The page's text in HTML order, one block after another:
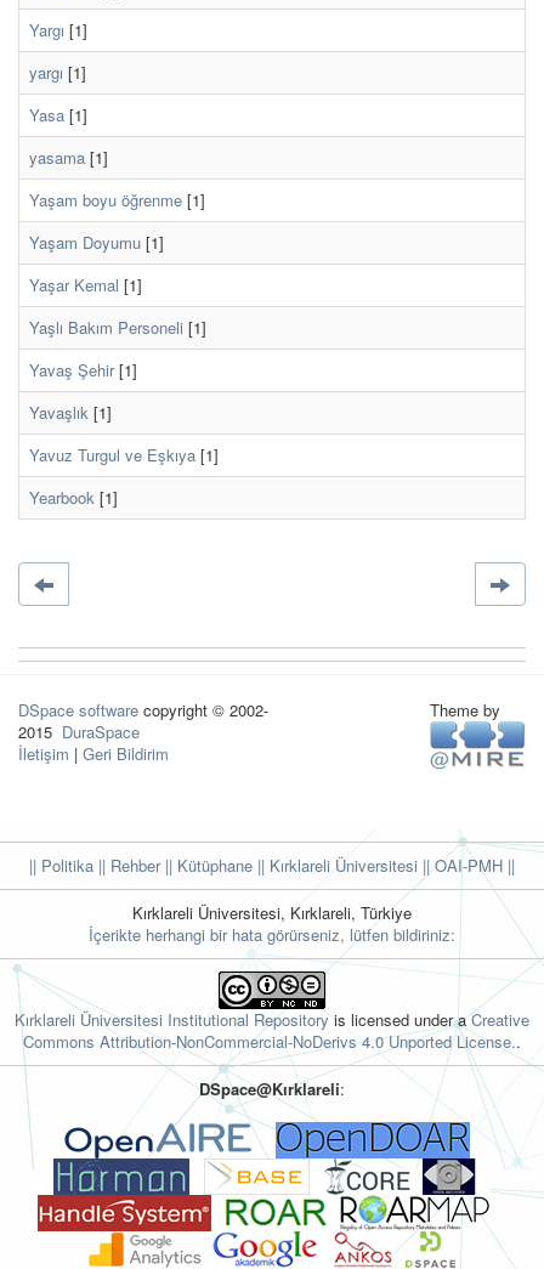
Yargı [1]
yargı [1]
Yasa [1]
yasama [1]
Yaşam boyu öğrenme [1]
Yaşam Doyumu [1]
Yaşar Kemal [1]
Yaşlı Bakım Personeli [1]
Yavaş Şehir[1]
Yavaşlık [1]
Yavuz Turgul ve Eşkıya [1]
Yearbook [1]
DSpace software copyright © 2002-
2015 DuraSpace
İletişim | Geri Bildirim
Theme by
|| Politika || Rehber|| Kütüphane || Kırklareli Üniversitesi ||OAI-PMH ||
Kırklareli Üniversitesi, Kırklareli, Türkiye
İçerikte herhangi bir hata görürseniz, lütfen bildiriniz:
Kırklareli Üniversitesi Institutional Repository is licensed under aCreative
Commons Attribution-NonCommercial-NoDerivs 4.0 Unported License..
DSpace@Kırklareli: